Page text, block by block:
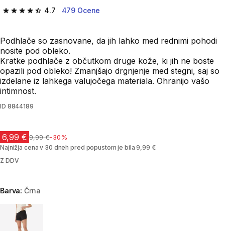
4.7
4.7 od 5 zvezdic from 479 ocene
479 Ocene
Podhlače so zasnovane, da jih lahko med rednimi pohodi
nosite pod obleko.
Kratke podhlače z občutkom druge kože, ki jih ne boste
opazili pod obleko! Zmanjšajo drgnjenje med stegni, saj so
izdelane iz lahkega valujočega materiala. Ohranijo vašo
intimnost.
ID 8844189
6,99 € Cena pred znižanjem
9,99 €-30%
Najnižja cena v 30 dneh pred popustom je bila 9,99 €
Z DDV
Barva:Črna
Choose a variant